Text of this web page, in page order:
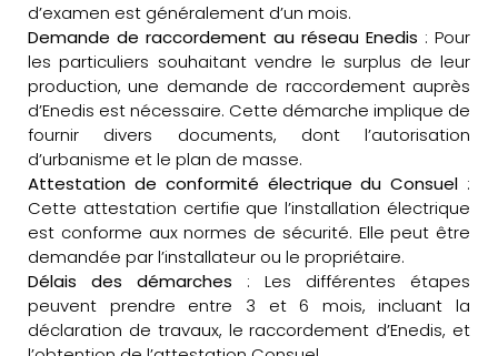
d’examen est généralement d’un mois.
Demande de raccordement au réseau Enedis : Pour
les particuliers souhaitant vendre le surplus de leur
production, une demande de raccordement auprès
d’Enedis est nécessaire. Cette démarche implique de
fournir divers documents, dont l’autorisation
d’urbanisme et le plan de masse.
Attestation de conformité électrique du Consuel :
Cette attestation certifie que l’installation électrique
est conforme aux normes de sécurité. Elle peut être
demandée par l’installateur ou le propriétaire.
Délais des démarches : Les différentes étapes
peuvent prendre entre 3 et 6 mois, incluant la
déclaration de travaux, le raccordement d’Enedis, et